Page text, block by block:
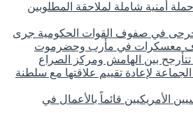
أمنية شاملة لملاحقة المطلوبين
في صفوف القوات الحكومية جرى
معسكرات في مأرب وحضرموت
تتأرجح بين الهامش ومركز الصراع
لإعادة تقييم علاقتها مع سلطنة
الأمريكيين قائماً بالأعمال في